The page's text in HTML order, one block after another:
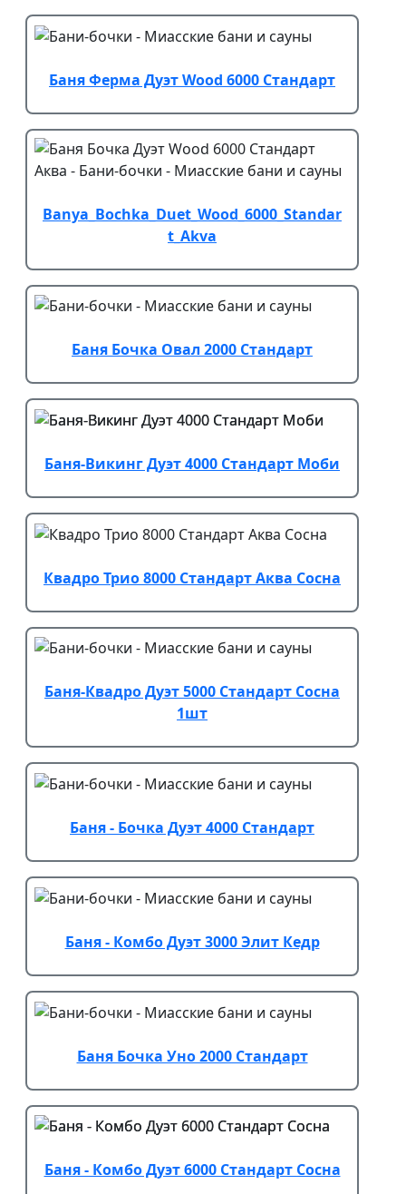
Баня Ферма Дуэт Wood 6000 Стандарт
Banya_Bochka_Duet_Wood_6000_Standar
t_Akva
Баня Бочка Овал 2000 Стандарт
Баня-Викинг Дуэт 4000 Стандарт Моби
Квадро Трио 8000 Стандарт Аква Сосна
Баня-Квадро Дуэт 5000 Стандарт Сосна
1шт
Баня - Бочка Дуэт 4000 Стандарт
Баня - Комбо Дуэт 3000 Элит Кедр
Баня Бочка Уно 2000 Стандарт
Баня - Комбо Дуэт 6000 Стандарт Сосна